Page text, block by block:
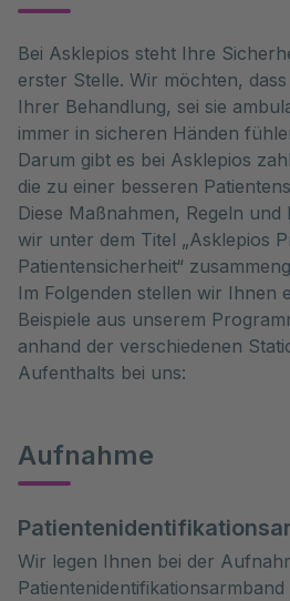
Bei Asklepios steht Ihre
erster Stelle. Wir möchten,
Ihrer Behandlung, sei sie
immer in sicheren Händen
Darum gibt es bei Asklepios
die zu einer besseren
Diese Maßnahmen, Regeln
wir unter dem Titel „Asklepios
Patientensicherheit“
Im Folgenden stellen wir Ihnen
Beispiele aus unserem
anhand der verschiedenen
Aufenthalts bei uns:
Aufnahme
Wir legen Ihnen bei der